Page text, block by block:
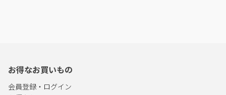
お得なお買いもの
会員登録・ログイン